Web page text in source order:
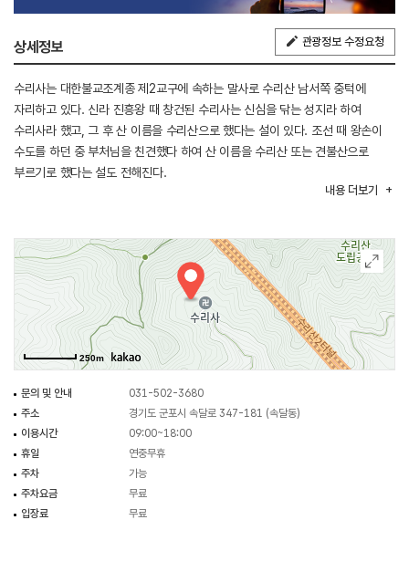
상세정보 관광정보 수정요청
수리사는 대한불교조계종 제2교구에 속하는 말사로 수리산 남서쪽 중턱에
자리하고 있다. 신라 진흥왕 때 창건된 수리사는 신심을 닦는 성지라 하여
수리사라 했고, 그 후 산 이름을 수리산으로 했다는 설이 있다. 조선 때 왕손이
수도를 하던 중 부처님을 친견했다 하여 산 이름을 수리산 또는 견불산으로
부르기로 했다는 설도 전해진다.
조선시대 이전에는 대웅전 등 36동의 전각과 12개의 부속암자를 지닐 정도의
의병장인 곽재우 장군이 절을 재건하고 이곳에서 말년을 보냈다고 전해진다.
현재는 대웅전을 중심으로 산신각, 나한전, 용신각 등의 전각과 석등 2기가
있다. 사찰이 번성하여 많은 신도들과 등산객들이 찾는다.
수리사 입구 외길은 산림이 무성하고 계곡을 끼고 있어 경관이 뛰어나고, 사찰을
두르고 있는 수리산은 병풍을 치고 있는 듯한 느낌을 주고 있다.
내용 더보기
250m
문의 및 안내
031-502-3680
주소
경기도 군포시 속달로 347-181 (속달동)
이용시간
09:00~18:00
휴일
연중무휴
주차
가능
주차요금
무료
입장료
무료